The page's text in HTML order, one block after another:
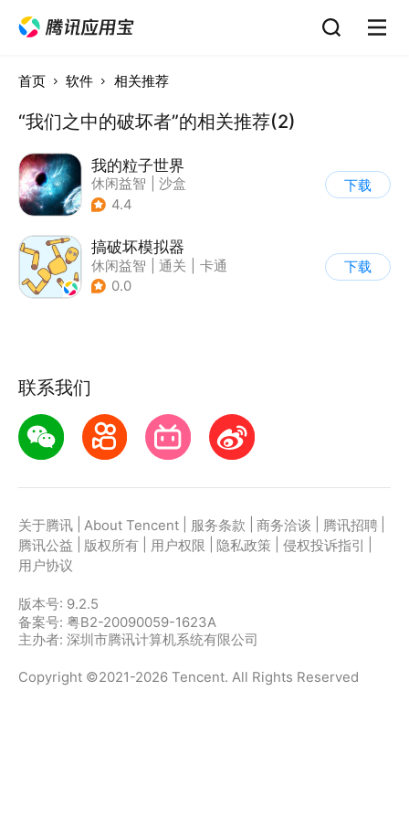
首页 软件 相关推荐
“我们之中的破坏者”的相关推荐(2)
我的粒子世界
休闲益智
沙盒
4.4
下载
搞破坏模拟器
休闲益智 通关
卡通
0.0
下载
联系我们
关于腾讯 About Tencent 服务条款 商务洽谈 腾讯招聘
腾讯公益
版权所有 用户权限 隐私政策 侵权投诉指引
用户协议
版本号: 9.2.5
备案号: 粤B2-20090059-1623A
主办者: 深圳市腾讯计算机系统有限公司
Copyright ©2021-2026 Tencent. All Rights Reserved